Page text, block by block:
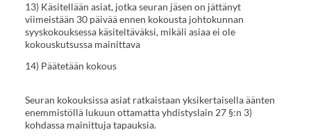
13) Käsitellään asiat, jotka seuran jäsen on jättänyt
viimeistään 30 päivää ennen kokousta johtokunnan
syyskokouksessa käsiteltäväksi, mikäli asiaa ei ole
kokouskutsussa mainittava
14) Päätetään kokous
Seuran kokouksissa asiat ratkaistaan yksikertaisella äänten
enemmistöllä lukuun ottamatta yhdistyslain 27 §:n 3)
kohdassa mainittuja tapauksia.